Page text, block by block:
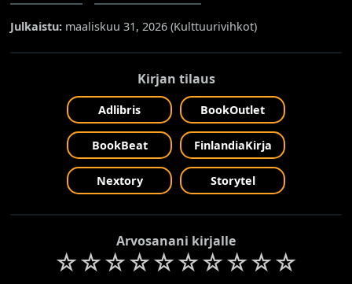
Julkaistu: maaliskuu 31, 2026 (Kulttuurivihkot)
Kirjan tilaus
Adlibris BookOutlet
BookBeat FinlandiaKirja
Nextory Storytel
Arvosanani kirjalle
☆☆☆☆☆☆☆☆☆☆